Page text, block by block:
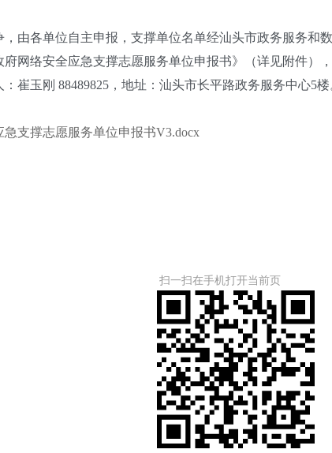
各单位自主申报，支撑单位名单经汕头市政务服务和数
络安全应急支撑志愿服务单位申报书》（详见附件），
崔玉刚 88489825，地址：汕头市长平路政务服务中心5楼
支撑志愿服务单位申报书V3.docx
扫一扫在手机打开当前页